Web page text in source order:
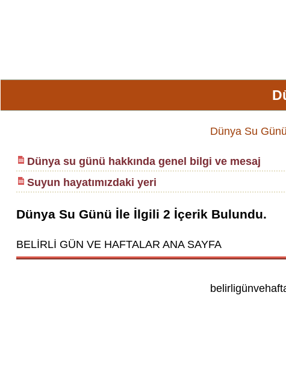
Dünya Su
Dünya su günü hakkında genel bilgi ve mesaj
Suyun hayatımızdaki yeri
Dünya Su Günü İle İlgili 2 İçerik Bulundu.
BELİRLİ GÜN VE HAFTALAR ANA SAYFA